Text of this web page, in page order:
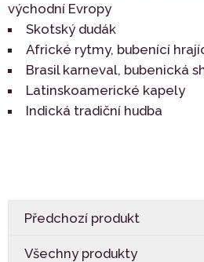
východní Evropy
Skotský dudák
Africké rytmy, bubenící
Brasil karneval, bubenická
Latinskoamerické kapely
Indická tradiční hudba
Předchozí produkt
Všechny produkty